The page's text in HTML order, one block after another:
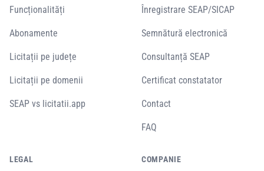
Funcționalități
Abonamente
Licitații pe județe
Licitații pe domenii
SEAP vs licitatii.app
Înregistrare SEAP/SICAP
Semnătură electronică
Consultanță SEAP
Certificat constatator
Contact
FAQ
LEGAL COMPANIE